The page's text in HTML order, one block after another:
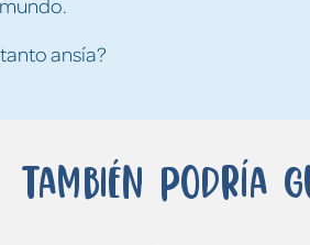
ansía?
También podría